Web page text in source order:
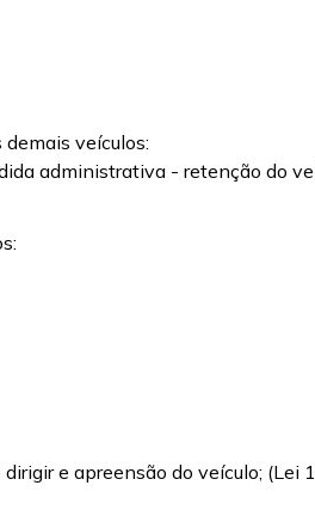
veículos:
administrativa - retenção do
e apreensão do veículo;